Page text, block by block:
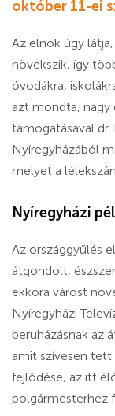
október 11-ei
Az elnök úgy
növekszik, így
óvodákra,
azt mondta, nagy
támogatásával
Nyíregyházából
melyet a
Nyíregyházi
Az országgyűlés
átgondolt,
ekkora várost
Nyíregyházi
beruházásnak az
amit szívesen tett
fejlődése, az itt
polgármesterhez